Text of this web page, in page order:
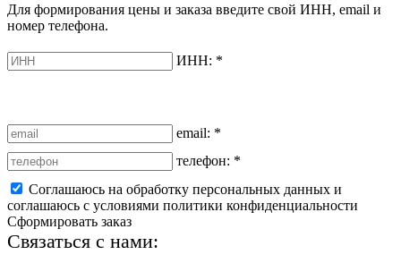
Для формирования цены и заказа введите свой ИНН, email и
номер телефона.
ИНН: *
email: *
телефон: *
Соглашаюсь на обработку персональных данных и
соглашаюсь с условиями политики конфиденциальности
Сформировать заказ
Связаться с нами: